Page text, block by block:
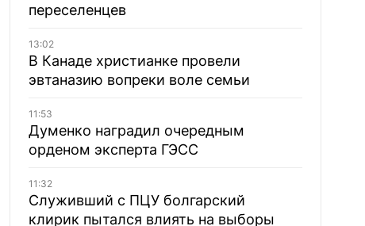
переселенцев
13:02
В Канаде христианке провели
эвтаназию вопреки воле семьи
11:53
Думенко наградил очередным
орденом эксперта ГЭСС
11:32
Служивший с ПЦУ болгарский
клирик пытался влиять на выборы